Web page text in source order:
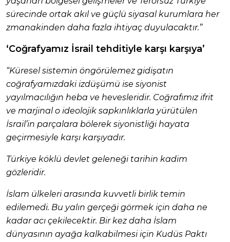
sürecinde ortak akıl ve güçlü siyasal kurumlara her
zmanakinden daha fazla ihtiyaç duyulacaktır.”
‘Coğrafyamız İsrail tehditiyle karşı karşıya’
“Küresel sistemin öngörülemez gidişatın
coğrafyamızdaki izdüşümü ise siyonist
yayılmacılığın heba ve hevesleridir. Coğrafımız ifrit
ve marjinal o ideolojik sapkınlıklarla yürütülen
İsrail’in parçalara bölerek siyonistliği hayata
geçirmesiyle karşı karşıyadır.
Türkiye köklü devlet geleneği tarihin kadim
gözleridir.
İslam ülkeleri arasında kuvvetli birlik temin
edilemedi. Bu yalın gerçeği görmek için daha ne
kadar acı çekilecektir. Bir kez daha İslam
dünyasının ayağa kalkabilmesi için Kudüs Paktı